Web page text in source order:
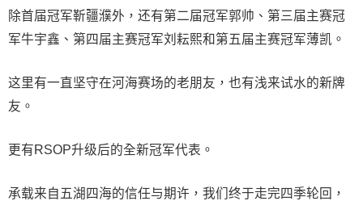
除首届冠军靳疆濮外，还有第二届冠军郭帅、第三届主赛冠
军牛宇鑫、第四届主赛冠军刘耘熙和第五届主赛冠军薄凯。
这里有一直坚守在河海赛场的老朋友，也有浅来试水的新牌
友。
更有RSOP升级后的全新冠军代表。
承载来自五湖四海的信任与期许，我们终于走完四季轮回，